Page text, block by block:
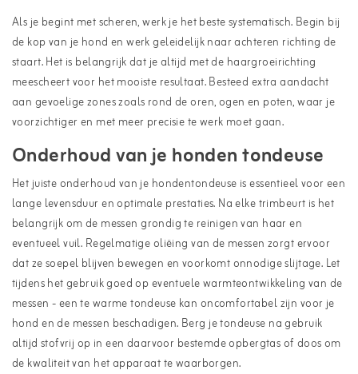
Als je begint met scheren, werk je het beste systematisch. Begin bij
de kop van je hond en werk geleidelijk naar achteren richting de
staart. Het is belangrijk dat je altijd met de haargroeirichting
meescheert voor het mooiste resultaat. Besteed extra aandacht
aan gevoelige zones zoals rond de oren, ogen en poten, waar je
voorzichtiger en met meer precisie te werk moet gaan.
Onderhoud van je honden tondeuse
Het juiste onderhoud van je hondentondeuse is essentieel voor een
lange levensduur en optimale prestaties. Na elke trimbeurt is het
belangrijk om de messen grondig te reinigen van haar en
eventueel vuil. Regelmatige oliëing van de messen zorgt ervoor
dat ze soepel blijven bewegen en voorkomt onnodige slijtage. Let
tijdens het gebruik goed op eventuele warmteontwikkeling van de
messen - een te warme tondeuse kan oncomfortabel zijn voor je
hond en de messen beschadigen. Berg je tondeuse na gebruik
altijd stofvrij op in een daarvoor bestemde opbergtas of doos om
de kwaliteit van het apparaat te waarborgen.